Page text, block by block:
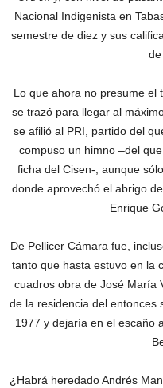
Nacional Indigenista en
semestre de diez y sus
de
Lo que ahora no presume el
se trazó para llegar al
se afilió al PRI, partido del
compuso un himno –del
ficha del Cisen-, aunque
donde aprovechó el abrigo
Enrique
De Pellicer Cámara fue,
tanto que hasta estuvo en la
cuadros obra de José María
de la residencia del entonces
1977 y dejaría en el escaño
¿Habrá heredado Andrés